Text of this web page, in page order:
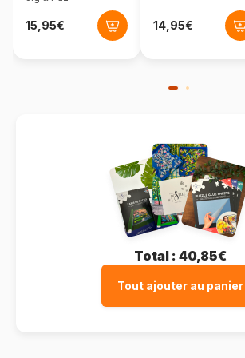
Total : 40,85€
Tout ajouter au panier